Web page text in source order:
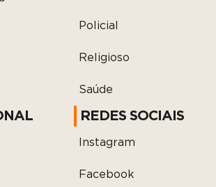
Policial
Religioso
Saúde
REDES SOCIAIS
Instagram
Facebook